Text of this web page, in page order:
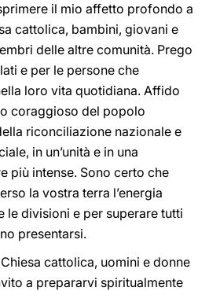
il mio affetto profondo a
cattolica, bambini, giovani e
delle altre comunità. Prego
e per le persone che
loro vita quotidiana. Affido
coraggioso del popolo
riconciliazione nazionale e
in un’unità e in una
più intense. Sono certo che
la vostra terra l’energia
le divisioni e per superare tutti
presentarsi.
cattolica, uomini e donne
a prepararvi spiritualmente